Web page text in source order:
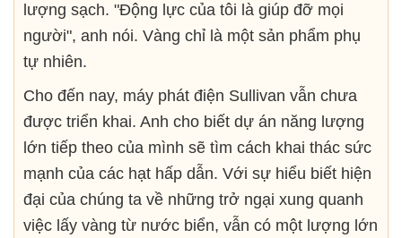
lượng sạch. "Động lực của tôi là giúp đỡ mọi
người", anh nói. Vàng chỉ là một sản phẩm phụ
tự nhiên.
Cho đến nay, máy phát điện Sullivan vẫn chưa
được triển khai. Anh cho biết dự án năng lượng
lớn tiếp theo của mình sẽ tìm cách khai thác sức
mạnh của các hạt hấp dẫn. Với sự hiểu biết hiện
đại của chúng ta về những trở ngại xung quanh
việc lấy vàng từ nước biển, vẫn có một lượng lớn